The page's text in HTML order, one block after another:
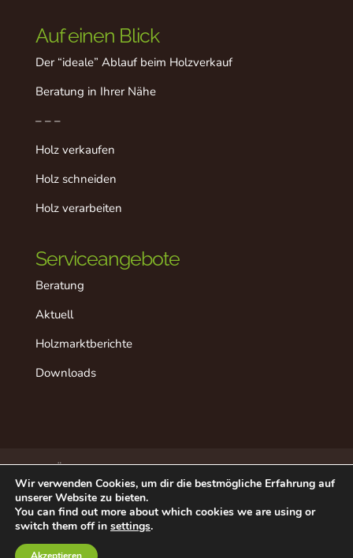
Auf einen Blick
Der “ideale” Ablauf beim Holzverkauf
Beratung in Ihrer Nähe
– – –
Holz verkaufen
Holz schneiden
Holz verarbeiten
Serviceangebote
Beratung
Aktuell
Holzmarktberichte
Downloads
Über dieses Projekt
Der “ideale” Ablauf
Aktuell
Datenschutz
Impressum
Beratung in Ihrer Nähe
Kontakt
©2020 - Österreichische Forstwirtschaft LK
Wir verwenden Cookies, um dir die bestmögliche Erfahrung auf
unserer Website zu bieten.
You can find out more about which cookies we are using or
switch them off in settings.